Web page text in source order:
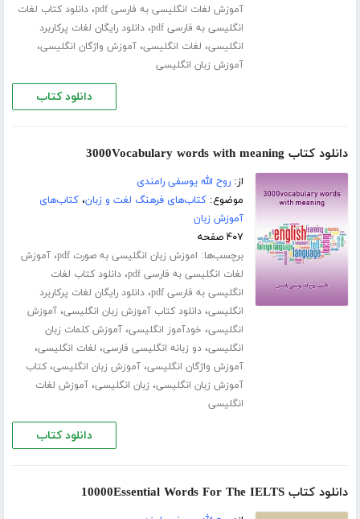
آموزش لغات انگلیسی به فارسی pdf ،دانلود کتاب لغات
انگلیسی به فارسی pdf
،دانلود رایگان لغات پرکاربرد
انگلیسی، لغات انگلیسی،آموزش واژگان انگلیسی،
آموزش زبان انگلیسی
دانلود کتاب
دانلود کتاب 3000Vocabulary words with meaning
از:روح الله یوسفی رامندی
موضوع:کتاب‌های فرهنگ لغت و زبان،کتاب‌های
آموزش زبان
۴۰۷ صفحه
برچسب‌ها: اموزش زبان انگلیسی به صورت pdf ،آموزش
لغات انگلیسی به فارسی pdf
،دانلود کتاب لغات
انگلیسی به فارسی pdf
،دانلود رایگان لغات پرکاربرد
انگلیسی،دانلود کتاب آموزش زبان انگلیسی،آموزش
انگلیسی، خودآموز انگلیسی،آموزش کلمات زبان
انگلیسی،دو زبانه انگلیسی فارسی، لغات انگلیسی،
آموزش واژگان انگلیسی،آموزش زبان انگلیسی،کتاب
آموزش زبان انگلیسی، زبان انگلیسی،آموزش لغات
انگلیسی
دانلود کتاب
دانلود کتاب 10000Essential Words For The IELTS